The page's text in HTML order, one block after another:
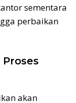
sementara
perbaikan
akan